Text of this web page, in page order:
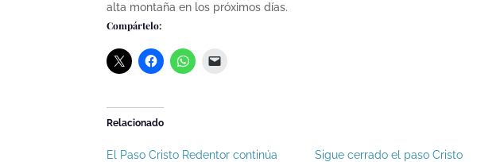
alta montaña en los próximos días.
Compártelo:
Relacionado
El Paso Cristo Redentor continúa
Sigue cerrado el paso Cristo